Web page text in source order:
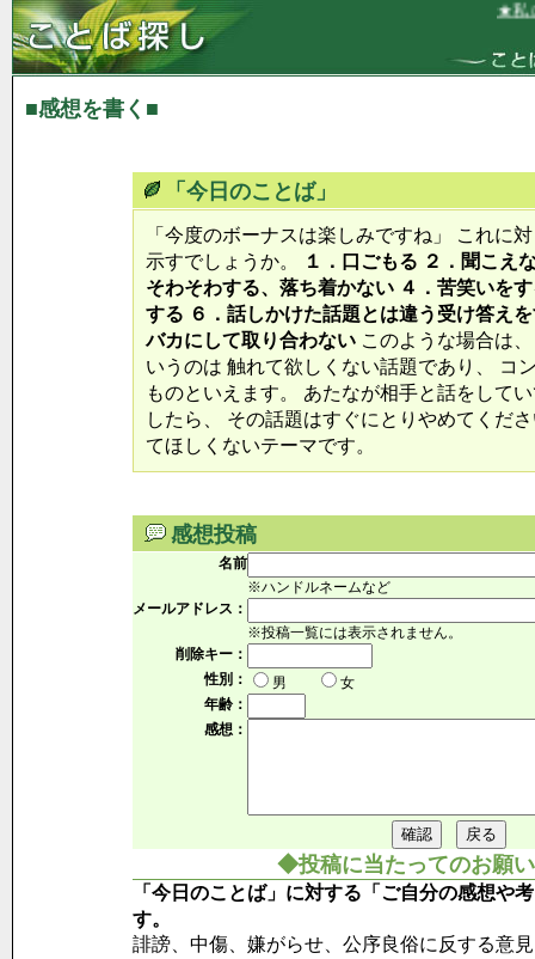
★私に
■感想を書く■
「今日のことば」
「今度のボーナスは楽しみですね」 これに
示すでしょうか。
１．口ごもる ２．聞こえ
そわそわする、落ち着かない ４．苦笑いを
する ６．話しかけた話題とは違う受け答え
バカにして取り合わないこのような場合は
いうのは 触れて欲しくない話題であり、 コ
ものといえます。 あたなが相手と話をして
したら、 その話題はすぐにとりやめてくだ
てほしくないテーマです。
感想投稿
名前
※ハンドルネームなど
メールアドレス：
※投稿一覧には表示されません。
削除キー：
性別：
男
女
年齢：
感想：
◆投稿に当たってのお願
「今日のことば」に対する「ご自分の感想や
す。
誹謗、中傷、嫌がらせ、公序良俗に反する意